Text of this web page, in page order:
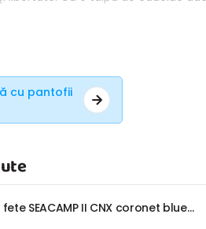
cu pantofii
Sandale pentru fete SEACAMP II CNX coronet blue/hot pink, KEEN, 1028841/1028850